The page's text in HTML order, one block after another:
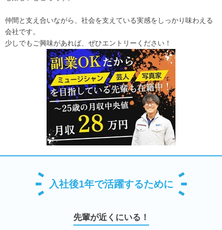
仲間と支え合いながら、社会を支えている実感をしっかり味わえる
会社です。
少しでもご興味があれば、ぜひエントリーください！
入社後1年で活躍するために
先輩が近くにいる！